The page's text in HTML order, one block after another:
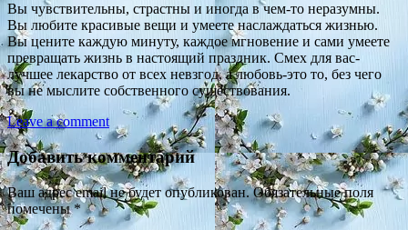
Вы чувствительны, страстны и иногда в чем-то неразумны.
Вы любите красивые вещи и умеете наслаждаться жизнью.
Вы цените каждую минуту, каждое мгновение и сами умеете
превращать жизнь в настоящий праздник. Смех для вас-
лучшее лекарство от всех невзгод, а любовь-это то, без чего
вы не мыслите собственного существования.
Leave a comment
Добавить комментарий
Ваш адрес email не будет опубликован. Обязательные поля
помечены*